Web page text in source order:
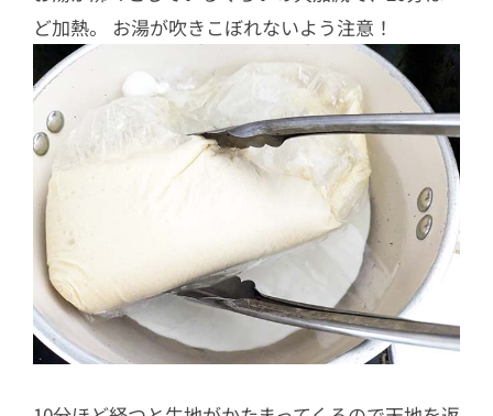
ど加熱。 お湯が吹きこぼれないよう注意！